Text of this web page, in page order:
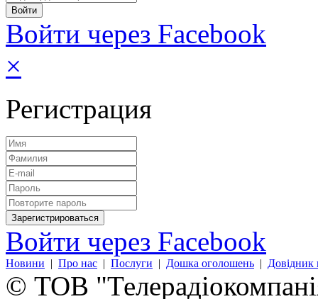
Войти через Facebook
×
Регистрация
Войти через Facebook
Новини | Про нас | Послуги | Дошка оголошень | Довідник
© ТОВ